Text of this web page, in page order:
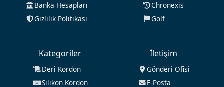
Banka Hesapları
Gizlilik Politikası
Chronexis
Golf
Kategoriler
Deri Kordon
Silikon Kordon
İletişim
Gönderi Ofisi
E-Posta